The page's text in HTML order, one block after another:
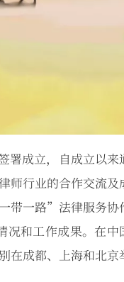
署成立，自成立以来
师行业的合作交流及
带一路”法律服务协
和工作成果。在中
在成都、上海和北京